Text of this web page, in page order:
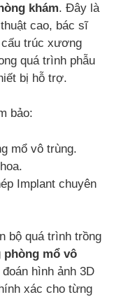
khám. Đây là
cao, bác sĩ
trúc xương
quá trình phẫu
bị hỗ trợ.
bảo:
mổ vô trùng.
Implant chuyên
bộ quá trình trồng
phòng mổ vô
hình ảnh 3D
xác cho từng